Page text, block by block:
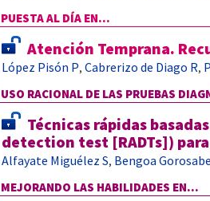
PUESTA AL DÍA EN...
Atención Temprana.
López Pisón P, Cabrerizo de Diago R,
USO RACIONAL DE LAS PRUEBAS
Técnicas rápidas
detection test [RADTs])
Alfayate Miguélez S, Bengoa
MEJORANDO LAS HABILIDADES EN...